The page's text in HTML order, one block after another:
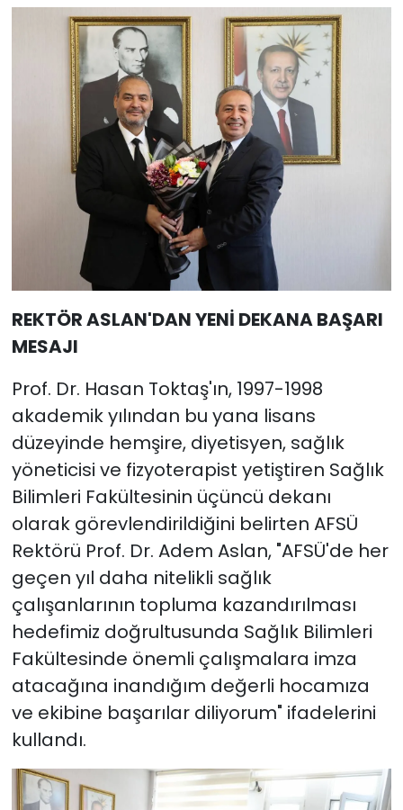
REKTÖR ASLAN'DAN YENİ DEKANA BAŞARI
MESAJI
Prof. Dr. Hasan Toktaş'ın, 1997-1998
akademik yılından bu yana lisans
düzeyinde hemşire, diyetisyen, sağlık
yöneticisi ve fizyoterapist yetiştiren Sağlık
Bilimleri Fakültesinin üçüncü dekanı
olarak görevlendirildiğini belirten AFSÜ
Rektörü Prof. Dr. Adem Aslan, "AFSÜ'de her
geçen yıl daha nitelikli sağlık
çalışanlarının topluma kazandırılması
hedefimiz doğrultusunda Sağlık Bilimleri
Fakültesinde önemli çalışmalara imza
atacağına inandığım değerli hocamıza
ve ekibine başarılar diliyorum" ifadelerini
kullandı.